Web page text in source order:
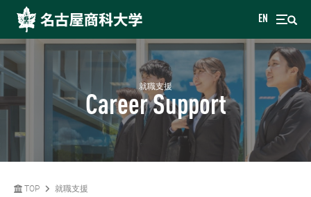
EN
就職支援
Career Support
TOP 就職支援